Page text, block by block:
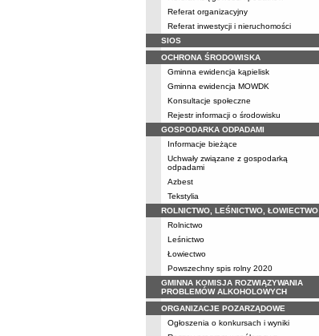
Referat organizacyjny
Referat inwestycji i nieruchomości
SIOS
OCHRONA ŚRODOWISKA
Gminna ewidencja kąpielisk
Gminna ewidencja MOWDK
Konsultacje społeczne
Rejestr informacji o środowisku
GOSPODARKA ODPADAMI
Informacje bieżące
Uchwały związane z gospodarką
odpadami
Azbest
Tekstylia
ROLNICTWO, LEŚNICTWO, ŁOWIECTWO
Rolnictwo
Leśnictwo
Łowiectwo
Powszechny spis rolny 2020
GMINNA KOMISJA ROZWIĄZYWANIA
PROBLEMÓW ALKOHOLOWYCH
ORGANIZACJE POZARZĄDOWE
Ogłoszenia o konkursach i wyniki